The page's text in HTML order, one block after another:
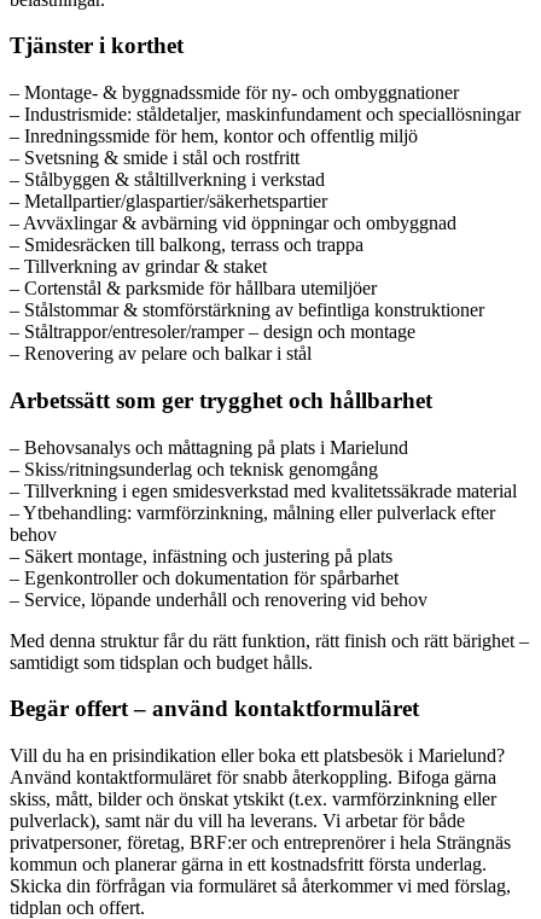
Tjänster i korthet
– Montage- & byggnadssmide för ny- och ombyggnationer
– Industrismide: ståldetaljer, maskinfundament och speciallösningar
– Inredningssmide för hem, kontor och offentlig miljö
– Svetsning & smide i stål och rostfritt
– Stålbyggen & ståltillverkning i verkstad
– Metallpartier/glaspartier/säkerhetspartier
– Avväxlingar & avbärning vid öppningar och ombyggnad
– Smidesräcken till balkong, terrass och trappa
– Tillverkning av grindar & staket
– Cortenstål & parksmide för hållbara utemiljöer
– Stålstommar & stomförstärkning av befintliga konstruktioner
– Ståltrappor/entresoler/ramper – design och montage
– Renovering av pelare och balkar i stål
Arbetssätt som ger trygghet och hållbarhet
– Behovsanalys och måttagning på plats i Marielund
– Skiss/ritningsunderlag och teknisk genomgång
– Tillverkning i egen smidesverkstad med kvalitetssäkrade material
– Ytbehandling: varmförzinkning, målning eller pulverlack efter
behov
– Säkert montage, infästning och justering på plats
– Egenkontroller och dokumentation för spårbarhet
– Service, löpande underhåll och renovering vid behov
Med denna struktur får du rätt funktion, rätt finish och rätt bärighet –
samtidigt som tidsplan och budget hålls.
Begär offert – använd kontaktformuläret
Vill du ha en prisindikation eller boka ett platsbesök i Marielund?
Använd kontaktformuläret för snabb återkoppling. Bifoga gärna
skiss, mått, bilder och önskat ytskikt (t.ex. varmförzinkning eller
pulverlack), samt när du vill ha leverans. Vi arbetar för både
privatpersoner, företag, BRF:er och entreprenörer i hela Strängnäs
kommun och planerar gärna in ett kostnadsfritt första underlag.
Skicka din förfrågan via formuläret så återkommer vi med förslag,
tidplan och offert.